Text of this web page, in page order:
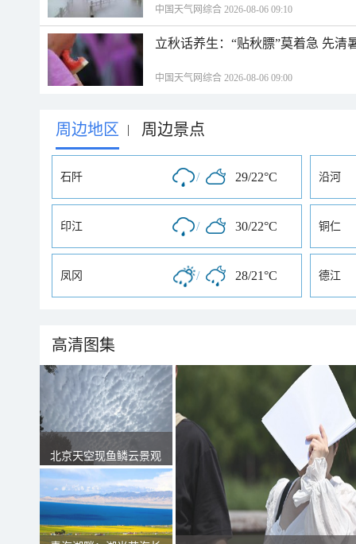
中国天气网综合 2026-08-06 09:10
立秋话养生：“贴秋膘”莫着急 先清
中国天气网综合 2026-08-06 09:00
周边地区 | 周边景点
石阡 / 29/22°C 沿河
印江 / 30/22°C 铜仁
凤冈 / 28/21°C 德江
高清图集
北京天空现鱼鳞云景观